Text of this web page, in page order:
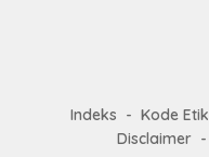
Indeks Kode Etik
Disclaimer